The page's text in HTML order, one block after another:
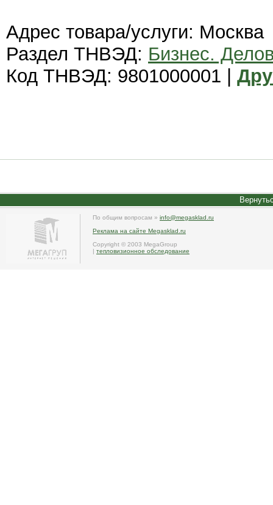
Адрес товара/услуги: Москва
Раздел ТНВЭД: Бизнес.
Код ТНВЭД: 9801000001 |
По общим вопросам » info@megasklad.ru
Реклама на сайте Megasklad.ru
Copyright © 2003 MegaGroup
| тепловизионное обследование